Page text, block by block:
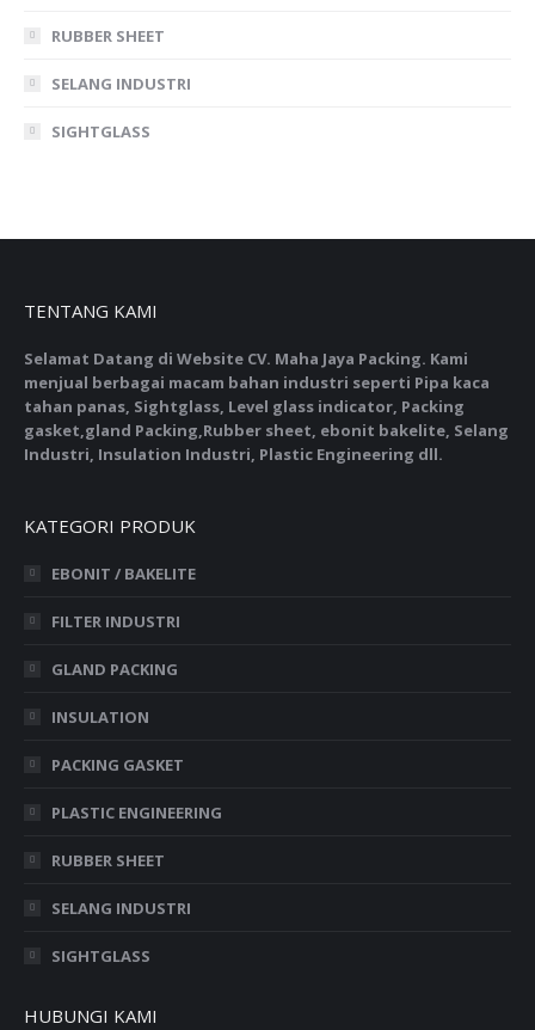
RUBBER SHEET
SELANG INDUSTRI
SIGHTGLASS
TENTANG KAMI
Selamat Datang di Website CV. Maha Jaya Packing. Kami
menjual berbagai macam bahan industri seperti Pipa kaca
tahan panas, Sightglass, Level glass indicator, Packing
gasket,gland Packing,Rubber sheet, ebonit bakelite, Selang
Industri, Insulation Industri, Plastic Engineering dll.
KATEGORI PRODUK
EBONIT / BAKELITE
FILTER INDUSTRI
GLAND PACKING
INSULATION
PACKING GASKET
PLASTIC ENGINEERING
RUBBER SHEET
SELANG INDUSTRI
SIGHTGLASS
HUBUNGI KAMI